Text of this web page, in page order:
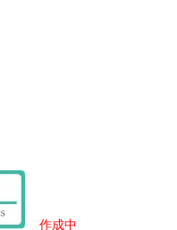
作成中